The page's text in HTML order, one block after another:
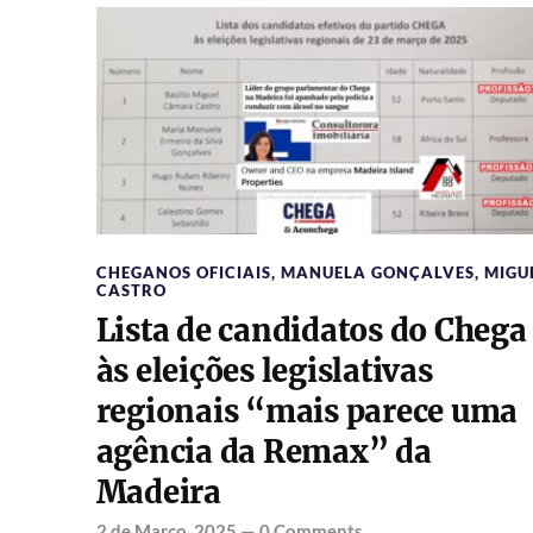
CHEGANOS OFICIAIS, MANUELA GONÇALVES,
CASTRO
Lista de candidatos do Chega
às eleições legislativas
regionais “mais parece uma
agência da Remax” da
Madeira